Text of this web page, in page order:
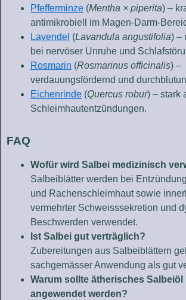
Pfefferminze (Mentha × piperita) –
antimikrobiell im Magen-Darm-
Lavendel (Lavandula angustifolia) –
bei nervöser Unruhe und
Rosmarin (Rosmarinus officinalis) –
verdauungsfördernd und
Eichenrinde (Quercus robur) – stark
Schleimhautentzündungen.
FAQ
Wofür wird Salbei medizinisch
Salbeiblätter werden bei
und Rachenschleimhaut sowie
vermehrter Schweisssekretion und
Beschwerden verwendet.
Ist Salbei gut verträglich?
Zubereitungen aus Salbeiblättern
sachgemässer Anwendung als gut
Warum sollte ätherisches
angewendet werden?